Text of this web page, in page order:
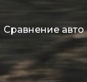
Сравнение авто